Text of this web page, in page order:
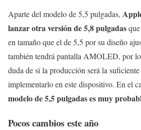
Aparte del modelo de 5,5 pulgadas,
lanzar otra versión de 5,8 pulgadas
en tamaño que el de 5,5 por su diseño
también tendrá pantalla AMOLED, por lo
duda de si la producción será la
implementarlo en este dispositivo. En el
modelo de 5,5 pulgadas es muy
Pocos cambios este año